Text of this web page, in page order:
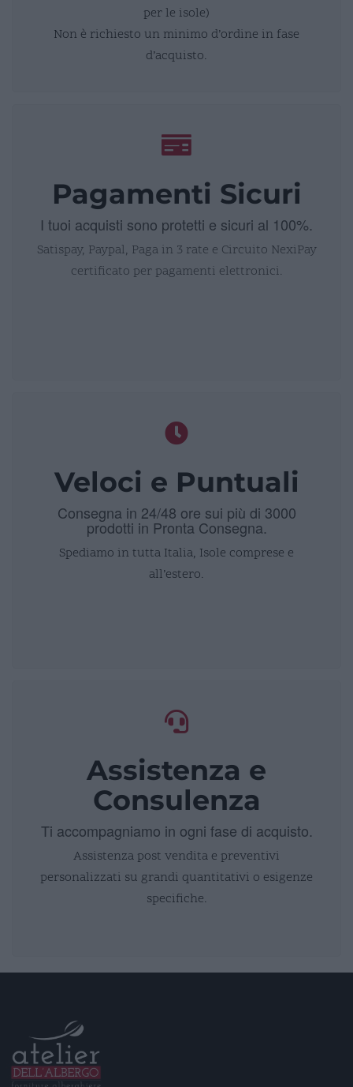
per le isole)
Non è richiesto un minimo d’ordine in fase
d’acquisto.
Pagamenti Sicuri
I tuoi acquisti sono protetti e sicuri al 100%.
Satispay, Paypal, Paga in 3 rate e Circuito NexiPay
certificato per pagamenti elettronici.
Veloci e Puntuali
Consegna in 24/48 ore sui più di 3000
prodotti in Pronta Consegna.
Spediamo in tutta Italia, Isole comprese e
all’estero.
Assistenza e
Consulenza
Ti accompagniamo in ogni fase di acquisto.
Assistenza post vendita e preventivi
personalizzati su grandi quantitativi o esigenze
specifiche.